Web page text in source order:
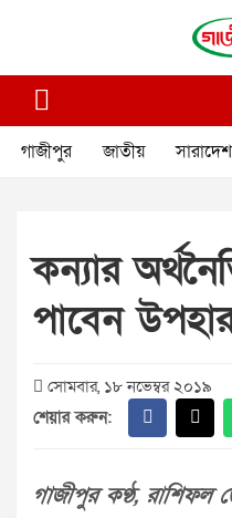
গাজীপুর কণ্ঠ
গাজীপুর জাতীয় সারাদেশ
কন্যার
পাবেন
সোমবার, ১৮ নভেম্বর ২০১৯
শেয়ার করুন:
গাজীপুর কণ্ঠ, রাশিফল